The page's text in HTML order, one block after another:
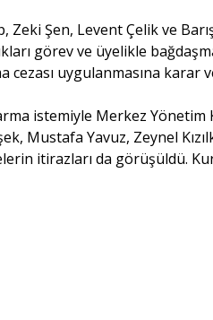
Şen, Levent Çelik ve
görev ve üyelikle
cezası uygulanmasına karar
istemiyle Merkez
Mustafa Yavuz, Zeynel
itirazları da görüşüldü.